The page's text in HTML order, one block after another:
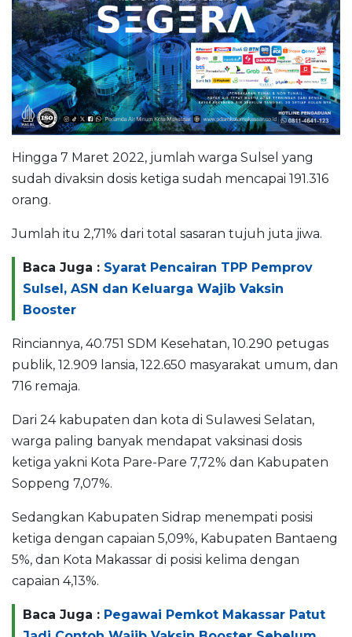
Hingga 7 Maret 2022, jumlah warga Sulsel yang
sudah divaksin dosis ketiga sudah mencapai 191.316
orang.
Jumlah itu 2,71% dari total sasaran tujuh juta jiwa.
Baca Juga : Syarat Pencairan TPP Pemprov
Sulsel, ASN dan Keluarga Wajib Vaksin
Booster
Rinciannya, 40.751 SDM Kesehatan, 10.290 petugas
publik, 12.909 lansia, 122.650 masyarakat umum, dan
716 remaja.
Dari 24 kabupaten dan kota di Sulawesi Selatan,
warga paling banyak mendapat vaksinasi dosis
ketiga yakni Kota Pare-Pare 7,72% dan Kabupaten
Soppeng 7,07%.
Sedangkan Kabupaten Sidrap menempati posisi
ketiga dengan capaian 5,09%, Kabupaten Bantaeng
5%, dan Kota Makassar di posisi kelima dengan
capaian 4,13%.
Baca Juga : Pegawai Pemkot Makassar Patut